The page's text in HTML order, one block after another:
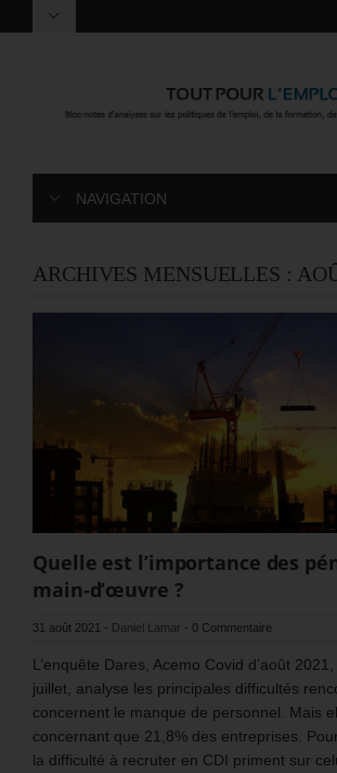
NAVIGATION
ARCHIVES MENSUELLES :
Quelle est l’importance des
main-d’œuvre ?
31 août 2021 - Daniel Lamar - 0 Commentaire
L’enquête Dares, Acemo Covid d’août
juillet, analyse les principales difficultés
concernent le manque de personnel. Mais
concernant que 21,8% des entreprises.
la difficulté à recruter en CDI priment sur